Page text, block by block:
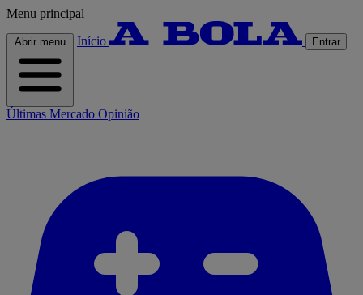
Menu principal
Abrir menu Início Entrar
Últimas Mercado Opinião